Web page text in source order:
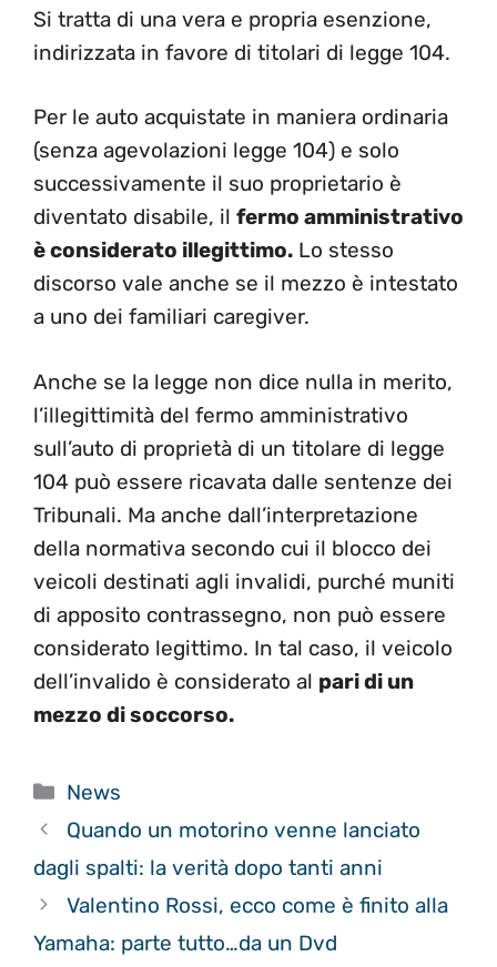
Si tratta di una vera e propria esenzione,
indirizzata in favore di titolari di legge 104.
Per le auto acquistate in maniera ordinaria
(senza agevolazioni legge 104) e solo
successivamente il suo proprietario è
diventato disabile, il fermo amministrativo
è considerato illegittimo. Lo stesso
discorso vale anche se il mezzo è intestato
a uno dei familiari caregiver.
Anche se la legge non dice nulla in merito,
l’illegittimità del fermo amministrativo
sull’auto di proprietà di un titolare di legge
104 può essere ricavata dalle sentenze dei
Tribunali. Ma anche dall’interpretazione
della normativa secondo cui il blocco dei
veicoli destinati agli invalidi, purché muniti
di apposito contrassegno, non può essere
considerato legittimo. In tal caso, il veicolo
dell’invalido è considerato al pari di un
mezzo di soccorso.
Categorie
News
Quando un motorino venne lanciato
dagli spalti: la verità dopo tanti anni
Valentino Rossi, ecco come è finito alla
Yamaha: parte tutto…da un Dvd